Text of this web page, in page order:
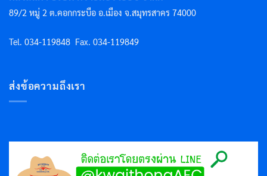
89/2 หมู่ 2 ต.คอกกระบือ อ.เมือง จ.สมุทรสาคร 74000
Tel. 034-119848 Fax. 034-119849
ส่งข้อความถึงเรา